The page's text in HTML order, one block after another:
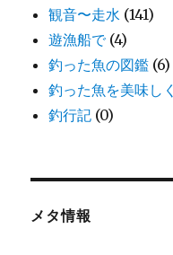
観音〜走水 (141)
遊漁船で(4)
釣った魚の図鑑 (6)
釣った魚を美味しく
釣行記 (0)
メタ情報